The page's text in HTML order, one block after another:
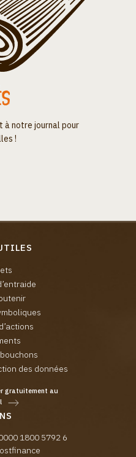
à notre journal pour
!
des données
gratuitement au
1800 5792 6